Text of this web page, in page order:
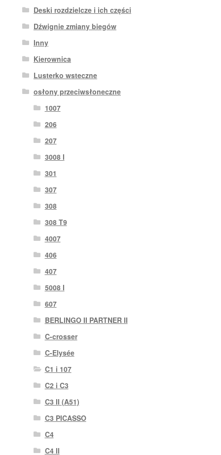
Deski rozdzielcze i ich części
Dźwignie zmiany biegów
Inny
Kierownica
Lusterko wsteczne
osłony przeciwsłoneczne
1007
206
207
3008 I
301
307
308
308 T9
4007
406
407
5008 I
607
BERLINGO II PARTNER II
C-crosser
C-Elysée
C1 i 107
C2 i C3
C3 II (A51)
C3 PICASSO
C4
C4 II